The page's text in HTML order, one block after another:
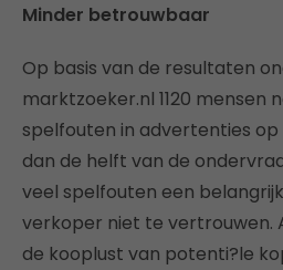
Minder betrouwbaar
Op basis van de resultaten
marktzoeker.nl 1120 mensen
spelfouten in advertenties op
dan de helft van de
veel spelfouten een
verkoper niet te vertrouwen.
de kooplust van potenti?le